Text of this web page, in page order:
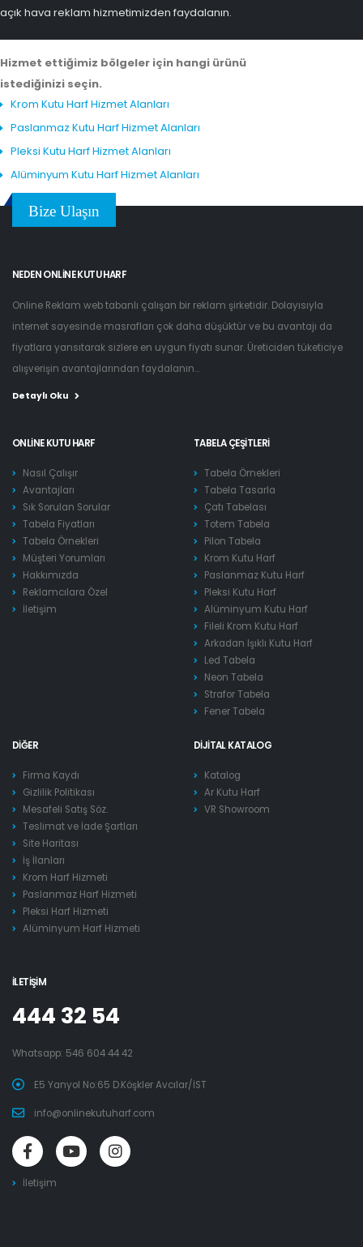
açık hava reklam hizmetimizden faydalanın.
Hizmet ettiğimiz bölgeler için hangi ürünü
istediğinizi seçin.
Krom Kutu Harf Hizmet Alanları
Paslanmaz Kutu Harf Hizmet Alanları
Pleksi Kutu Harf Hizmet Alanları
Alüminyum Kutu Harf Hizmet Alanları
Bize Ulaşın
NEDEN ONLINE KUTU HARF
Online Reklam web tabanlı çalışan bir reklam şirketidir. Dolayısıyla
internet sayesinde masrafları çok daha düşüktür ve bu avantajı da
fiyatlara yansıtarak sizlere en uygun fiyatı sunar. Üreticiden tüketiciye
alışverişin avantajlarından faydalanın...
Detaylı Oku
ONLINE KUTU HARF
Nasıl Çalışır
Avantajları
Sık Sorulan Sorular
Tabela Fiyatları
Tabela Örnekleri
Müşteri Yorumları
Hakkımızda
Reklamcılara Özel
İletişim
TABELA ÇEŞITLERI
Tabela Örnekleri
Tabela Tasarla
Çatı Tabelası
Totem Tabela
Pilon Tabela
Krom Kutu Harf
Paslanmaz Kutu Harf
Pleksi Kutu Harf
Alüminyum Kutu Harf
Fileli Krom Kutu Harf
Arkadan Işıklı Kutu Harf
Led Tabela
Neon Tabela
Strafor Tabela
Fener Tabela
DIĞER
Firma Kaydı
Gizlilik Politikası
Mesafeli Satış Söz.
Teslimat ve İade Şartları
Site Haritası
İş İlanları
Krom Harf Hizmeti
Paslanmaz Harf Hizmeti
Pleksi Harf Hizmeti
Alüminyum Harf Hizmeti
DIJITAL KATALOG
Katalog
Ar Kutu Harf
VR Showroom
İLETIŞIM
444 32 54
Whatsapp: 546 604 44 42
E5 Yanyol No:65 D.Köşkler Avcılar/İST
info@onlinekutuharf.com
İletişim